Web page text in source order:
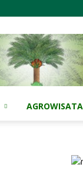
AGROWISATA